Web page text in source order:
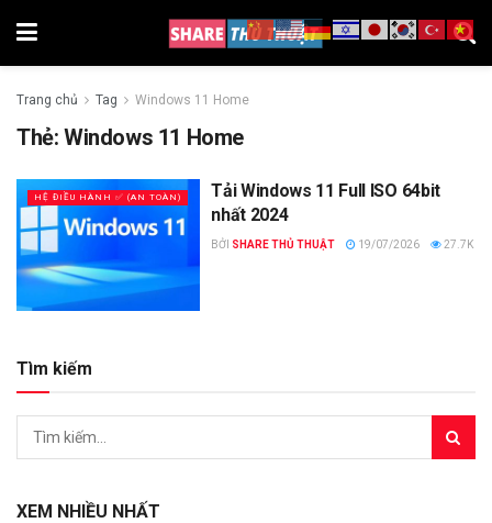
Trang chủ Tag Windows 11 Home
Thẻ:Windows 11 Home
HỆ ĐIỀU HÀNH ✅ (AN TOÀN)
Tải Windows 11 Full ISO 64bit
nhất 2024
BỞI SHARE THỦ THUẬT 19/07/2026 27.7K
Tìm kiếm
XEM NHIỀU NHẤT